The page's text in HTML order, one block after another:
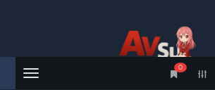
Menu
0